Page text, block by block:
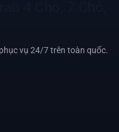
vụ 24/7 trên toàn quốc.